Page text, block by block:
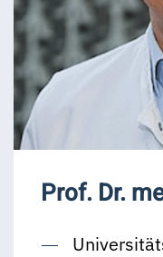
Prof. Dr.